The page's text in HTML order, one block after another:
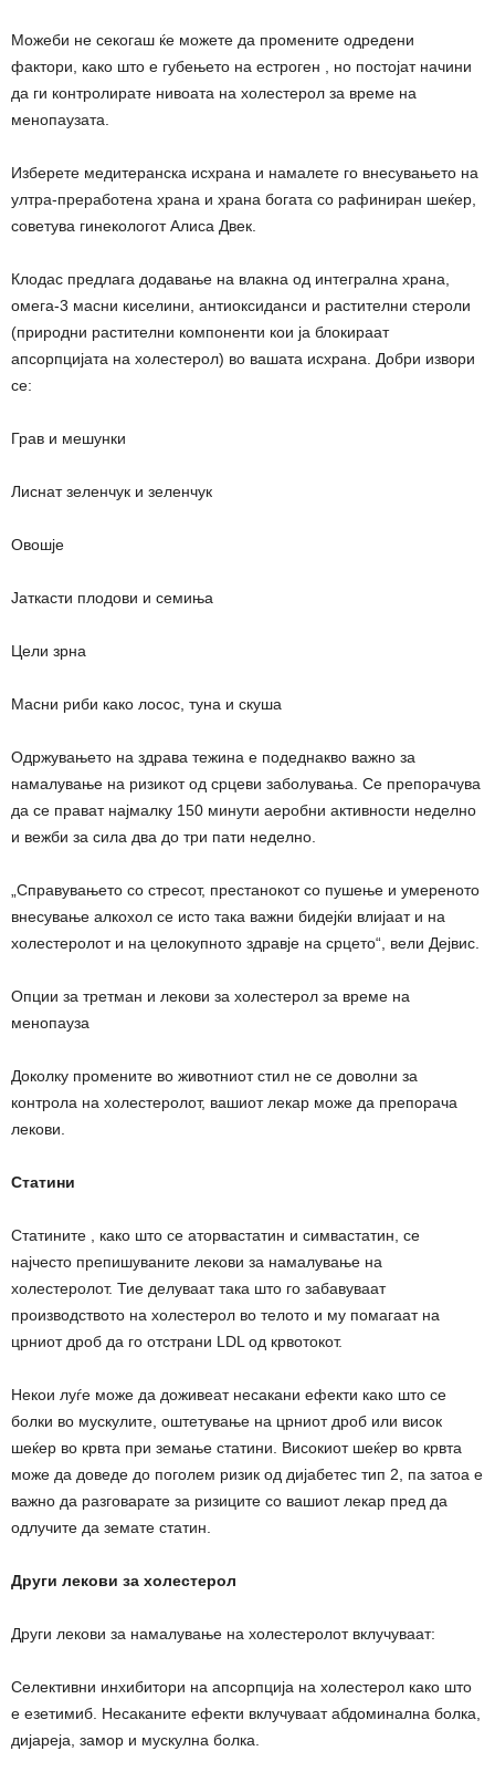
Можеби не секогаш ќе можете да промените одредени
фактори, како што е губењето на естроген , но постојат начини
да ги контролирате нивоата на холестерол за време на
менопаузата.
Изберете медитеранска исхрана и намалете го внесувањето на
ултра-преработена храна и храна богата со рафиниран шеќер,
советува гинекологот Алиса Двек.
Клодас предлага додавање на влакна од интегрална храна,
омега-3 масни киселини, антиоксиданси и растителни стероли
(природни растителни компоненти кои ја блокираат
апсорпцијата на холестерол) во вашата исхрана. Добри извори
се:
Грав и мешунки
Лиснат зеленчук и зеленчук
Овошје
Јаткасти плодови и семиња
Цели зрна
Масни риби како лосос, туна и скуша
Одржувањето на здрава тежина е подеднакво важно за
намалување на ризикот од срцеви заболувања. Се препорачува
да се прават најмалку 150 минути аеробни активности неделно
и вежби за сила два до три пати неделно.
„Справувањето со стресот, престанокот со пушење и умереното
внесување алкохол се исто така важни бидејќи влијаат и на
холестеролот и на целокупното здравје на срцето“, вели Дејвис.
Опции за третман и лекови за холестерол за време на
менопауза
Доколку промените во животниот стил не се доволни за
контрола на холестеролот, вашиот лекар може да препорача
лекови.
Статини
Статините , како што се аторвастатин и симвастатин, се
најчесто препишуваните лекови за намалување на
холестеролот. Тие делуваат така што го забавуваат
производството на холестерол во телото и му помагаат на
црниот дроб да го отстрани LDL од крвотокот.
Некои луѓе може да доживеат несакани ефекти како што се
болки во мускулите, оштетување на црниот дроб или висок
шеќер во крвта при земање статини. Високиот шеќер во крвта
може да доведе до поголем ризик од дијабетес тип 2, па затоа е
важно да разговарате за ризиците со вашиот лекар пред да
одлучите да земате статин.
Други лекови за холестерол
Други лекови за намалување на холестеролот вклучуваат:
Селективни инхибитори на апсорпција на холестерол како што
е езетимиб. Несаканите ефекти вклучуваат абдоминална болка,
дијареја, замор и мускулна болка.